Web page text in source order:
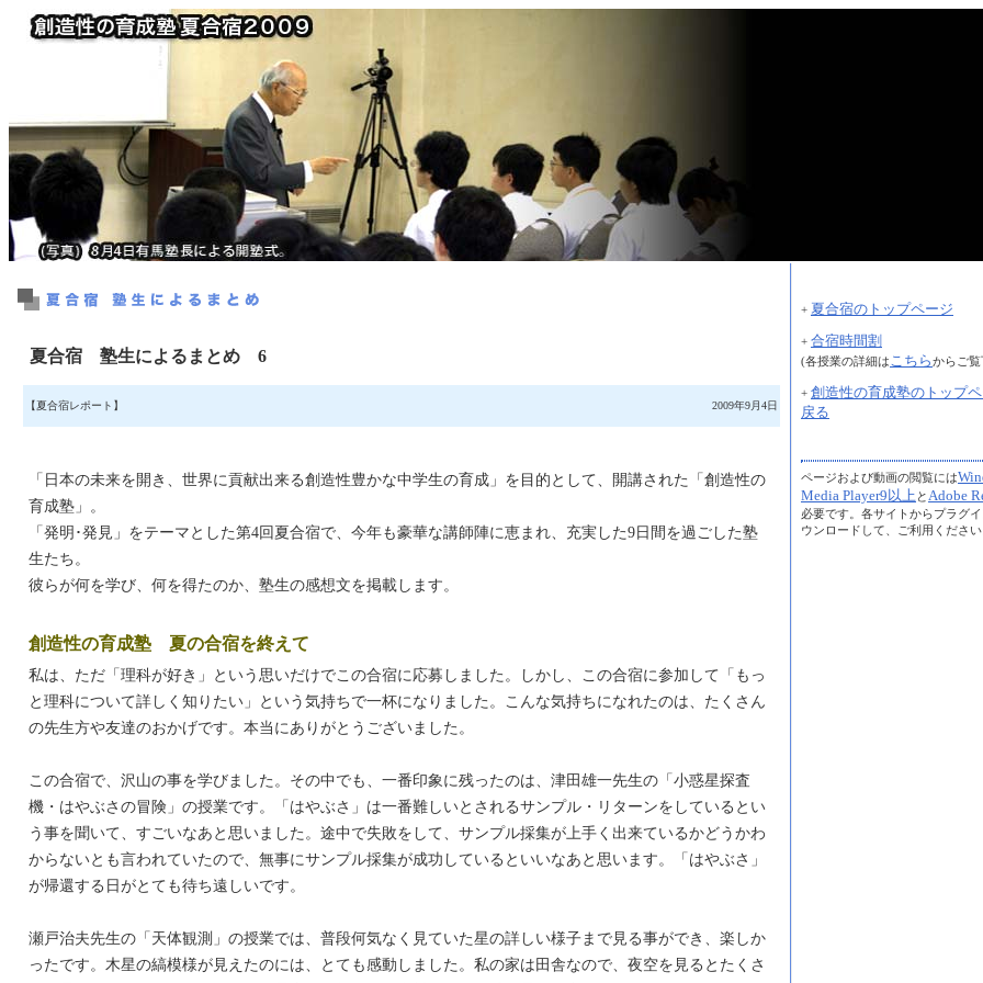
夏合宿 塾生によるまとめ 6
【夏合宿レポート】 2009年9月4日
「日本の未来を開き、世界に貢献出来る創造性豊かな中学生の育成」を目的として、開講された「創造性の
育成塾」。
「発明･発見」をテーマとした第4回夏合宿で、今年も豪華な講師陣に恵まれ、充実した9日間を過ごした塾
生たち。
彼らが何を学び、何を得たのか、塾生の感想文を掲載します。
創造性の育成塾 夏の合宿を終えて
私は、ただ「理科が好き」という思いだけでこの合宿に応募しました。しかし、この合宿に参加して「もっ
と理科について詳しく知りたい」という気持ちで一杯になりました。こんな気持ちになれたのは、たくさん
の先生方や友達のおかげです。本当にありがとうございました。
この合宿で、沢山の事を学びました。その中でも、一番印象に残ったのは、津田雄一先生の「小惑星探査
機・はやぶさの冒険」の授業です。「はやぶさ」は一番難しいとされるサンプル・リターンをしているとい
う事を聞いて、すごいなあと思いました。途中で失敗をして、サンプル採集が上手く出来ているかどうかわ
からないとも言われていたので、無事にサンプル採集が成功しているといいなあと思います。「はやぶさ」
が帰還する日がとても待ち遠しいです。
瀬戸治夫先生の「天体観測」の授業では、普段何気なく見ていた星の詳しい様子まで見る事ができ、楽しか
ったです。木星の縞模様が見えたのには、とても感動しました。私の家は田舎なので、夜空を見るとたくさ
+ 夏合宿のトップページ
+ 合宿時間割
(各授業の詳細はこちらからご
+ 創造性の育成塾のトップ
戻る
ページおよび動画の閲覧には
Media Player9以上 と Adobe
必要です。各サイトからプラグ
ウンロードして、ご利用ください